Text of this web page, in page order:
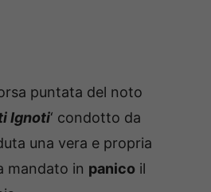
puntata del noto
Ignoti‘ condotto da
una vera e propria
mandato in panico il